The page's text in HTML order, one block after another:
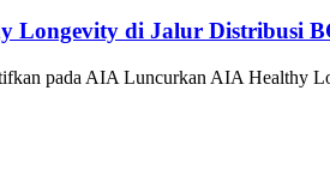
Longevity di Jalur Distribusi
pada AIA Luncurkan AIA Healthy